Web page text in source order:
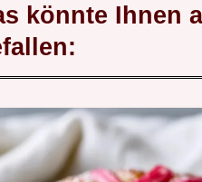
könnte Ihnen